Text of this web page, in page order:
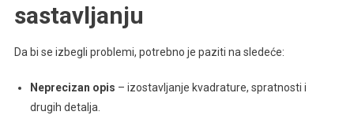
sastavljanju
Da bi se izbegli problemi, potrebno je paziti na sledeće:
Neprecizan opis – izostavljanje kvadrature, spratnosti i
drugih detalja.